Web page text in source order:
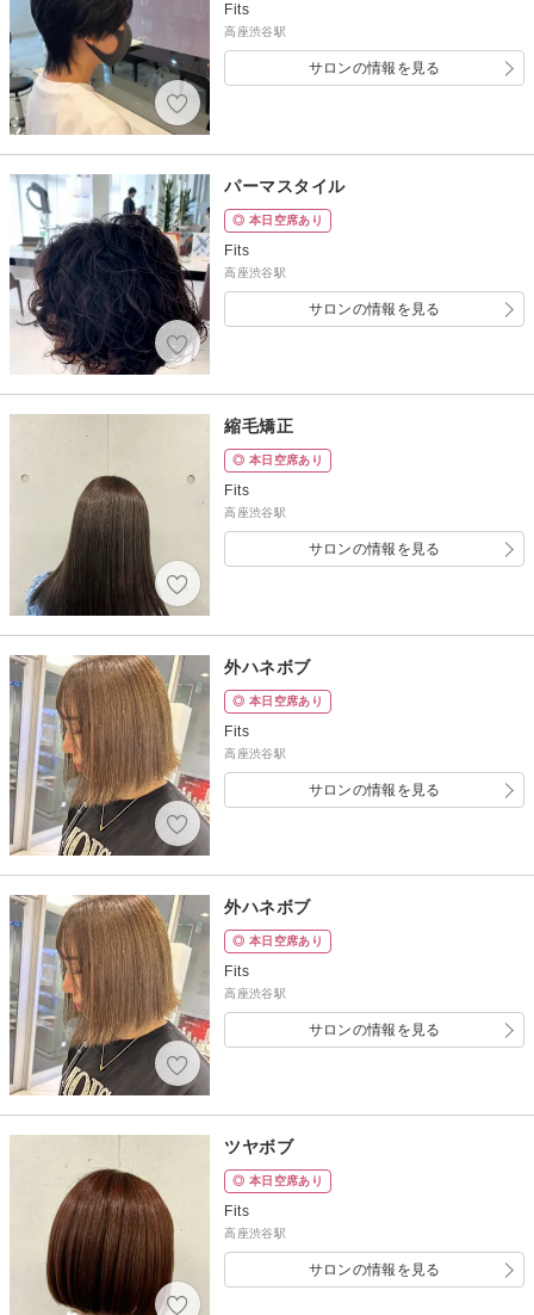
Fits
高座渋谷駅
サロンの情報を見る
パーマスタイル
◎ 本日空席あり
Fits
高座渋谷駅
サロンの情報を見る
縮毛矯正
◎ 本日空席あり
Fits
高座渋谷駅
サロンの情報を見る
外ハネボブ
◎ 本日空席あり
Fits
高座渋谷駅
サロンの情報を見る
外ハネボブ
◎ 本日空席あり
Fits
高座渋谷駅
サロンの情報を見る
ツヤボブ
◎ 本日空席あり
Fits
高座渋谷駅
サロンの情報を見る